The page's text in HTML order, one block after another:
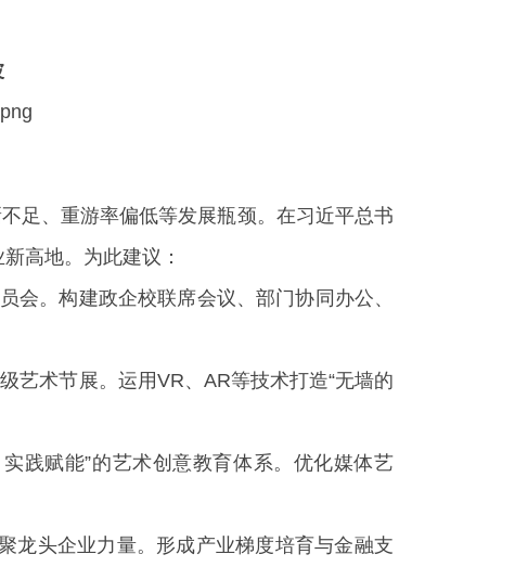
足、重游率偏低等发展瓶颈。在习近平总书
高地。为此建议：
会。构建政企校联席会议、部门协同办公、
艺术节展。运用VR、AR等技术打造“无墙的
践赋能”的艺术创意教育体系。优化媒体艺
龙头企业力量。形成产业梯度培育与金融支